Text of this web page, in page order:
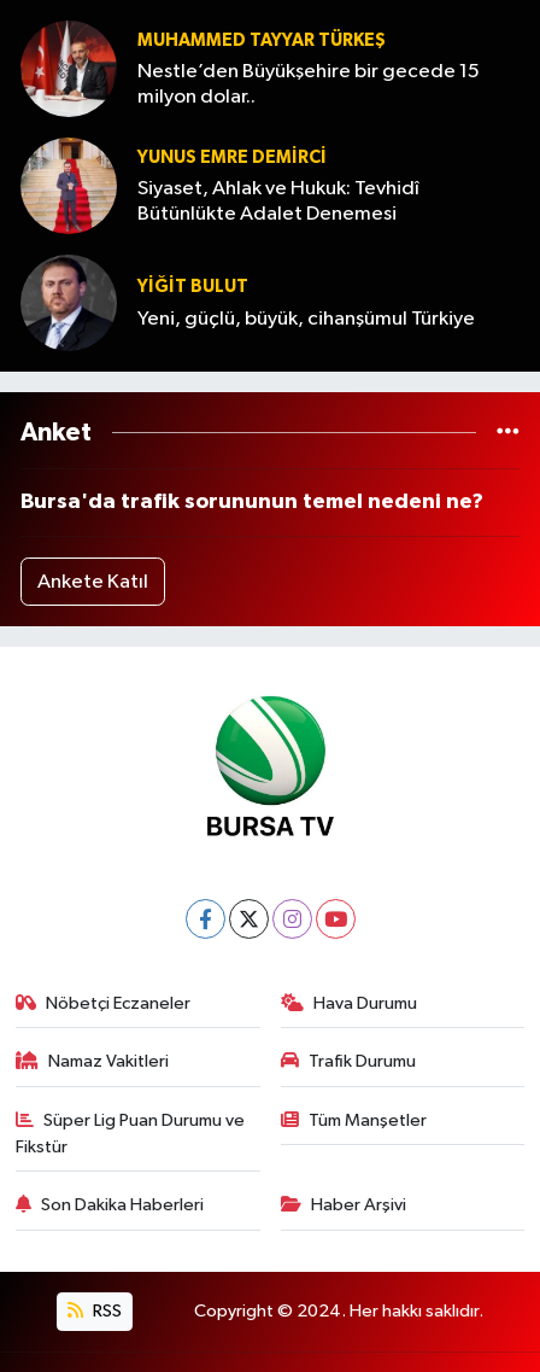
MUHAMMED TAYYAR TÜRKEŞ
Nestle’den Büyükşehire bir gecede 15
milyon dolar..
YUNUS EMRE DEMIRCI
Siyaset, Ahlak ve Hukuk: Tevhidî
Bütünlükte Adalet Denemesi
YİĞİT BULUT
Yeni, güçlü, büyük, cihanşümul Türkiye
Anket
Bursa'da trafik sorununun temel nedeni ne?
Ankete Katıl
Nöbetçi Eczaneler Hava Durumu
Namaz Vakitleri Trafik Durumu
Süper Lig Puan Durumu ve
Fikstür
Tüm Manşetler
Son Dakika Haberleri Haber Arşivi
RSS Copyright © 2024. Her hakkı saklıdır.